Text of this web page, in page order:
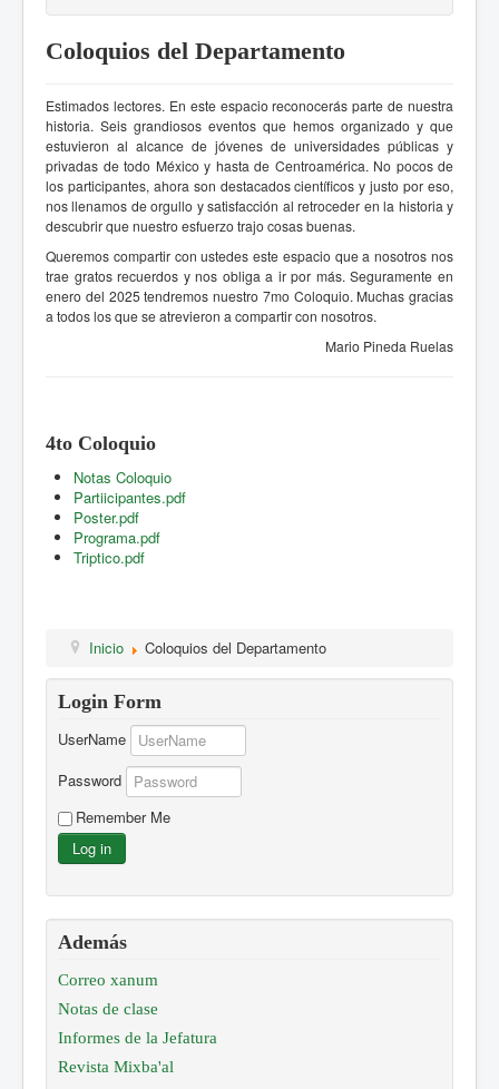
Coloquios del Departamento
Estimados lectores. En este espacio reconocerás parte de nuestra
historia. Seis grandiosos eventos que hemos organizado y que
estuvieron al alcance de jóvenes de universidades públicas y
privadas de todo México y hasta de Centroamérica. No pocos de
los participantes, ahora son destacados científicos y justo por eso,
nos llenamos de orgullo y satisfacción al retroceder en la historia y
descubrir que nuestro esfuerzo trajo cosas buenas.
Queremos compartir con ustedes este espacio que a nosotros nos
trae gratos recuerdos y nos obliga a ir por más. Seguramente en
enero del 2025 tendremos nuestro 7mo Coloquio. Muchas gracias
a todos los que se atrevieron a compartir con nosotros.
Mario Pineda Ruelas
4to Coloquio
Notas Coloquio
Partiicipantes.pdf
Poster.pdf
Programa.pdf
Triptico.pdf
Inicio Coloquios del Departamento
Login Form
UserName
Password
Remember Me
Log in
Además
Correo xanum
Notas de clase
Informes de la Jefatura
Revista Mixba'al